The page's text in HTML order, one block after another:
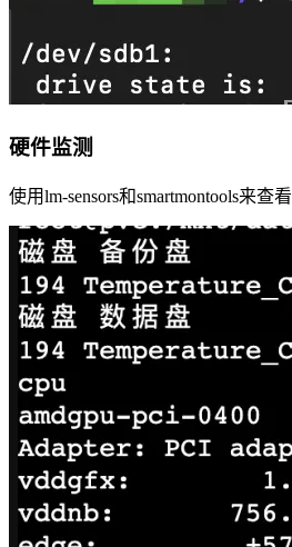
硬件监测
使用lm-sensors和smartmontools来查看